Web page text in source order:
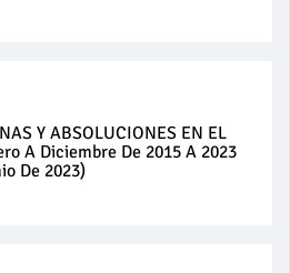
Y ABSOLUCIONES EN EL
A Diciembre De 2015 A 2023
De 2023)